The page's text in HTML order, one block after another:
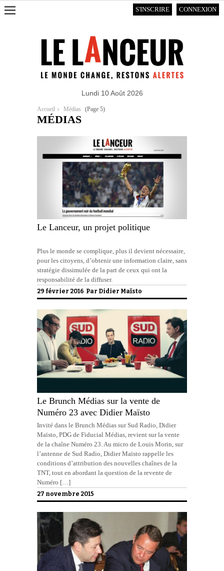
S'INSCRIRE CONNEXION
Lundi 10 Août 2026
Accueil Médias (Page 5)
MÉDIAS
Le Lanceur, un projet politique
Plus le monde se complique, plus il devient nécessaire,
pour les citoyens, d’obtenir une information claire, sans
stratégie dissimulée de la part de ceux qui ont la
responsabilité de la diffuser.
29 février 2016 Par Didier Maïsto
Le Brunch Médias sur la vente de
Numéro 23 avec Didier Maïsto
Invité dans le Brunch Médias sur Sud Radio, Didier
Maïsto, PDG de Fiducial Médias, revient sur la vente
de la chaîne Numéro 23. Au micro de Louis Morin, sur
l’antenne de Sud Radio, Didier Maïsto rappelle les
conditions d’attribution des nouvelles chaînes de la
TNT, tout en abordant la question de la revente de
Numéro […]
27 novembre 2015